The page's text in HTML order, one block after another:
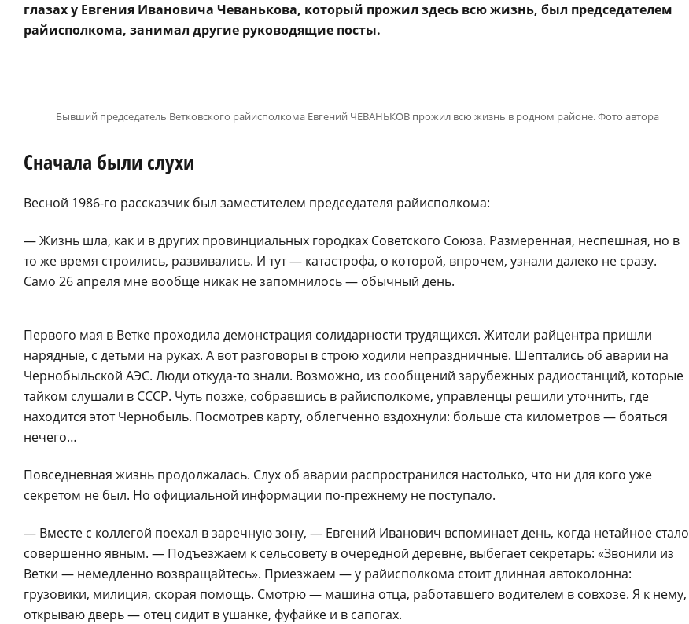
глазах у Евгения Ивановича Чеванькова, который прожил здесь всю жизнь, был председателем
райисполкома, занимал другие руководящие посты.
Бывший председатель Ветковского райисполкома Евгений ЧЕВАНЬКОВ прожил всю жизнь в родном районе. Фото автора
Сначала были слухи
Весной 1986-го рассказчик был заместителем председателя райисполкома:
— Жизнь шла, как и в других провинциальных городках Советского Союза. Размеренная, неспешная, но в
то же время строились, развивались. И тут — катастрофа, о которой, впрочем, узнали далеко не сразу.
Само 26 апреля мне вообще никак не запомнилось — обычный день.
Первого мая в Ветке проходила демонстрация солидарности трудящихся. Жители райцентра пришли
нарядные, с детьми на руках. А вот разговоры в строю ходили непраздничные. Шептались об аварии на
Чернобыльской АЭС. Люди откуда-то знали. Возможно, из сообщений зарубежных радиостанций, которые
тайком слушали в СССР. Чуть позже, собравшись в райисполкоме, управленцы решили уточнить, где
находится этот Чернобыль. Посмотрев карту, облегченно вздохнули: больше ста километров — бояться
нечего…
Повседневная жизнь продолжалась. Слух об аварии распространился настолько, что ни для кого уже
секретом не был. Но официальной информации по-прежнему не поступало.
— Вместе с коллегой поехал в заречную зону, — Евгений Иванович вспоминает день, когда нетайное стало
совершенно явным. — Подъезжаем к сельсовету в очередной деревне, выбегает секретарь: «Звонили из
Ветки — немедленно возвращайтесь». Приезжаем — у райисполкома стоит длинная автоколонна:
грузовики, милиция, скорая помощь. Смотрю — машина отца, работавшего водителем в совхозе. Я к нему,
открываю дверь — отец сидит в ушанке, фуфайке и в сапогах.